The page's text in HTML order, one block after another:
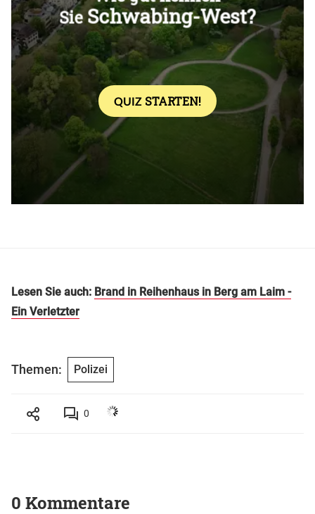
Lesen Sie auch: Brand in Reihenhaus in Berg am Laim -
Ein Verletzter
Themen: Polizei
0
0 Kommentare